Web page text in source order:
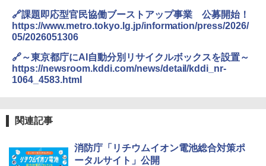
🔗課題即応型官民協働ブーストアップ事業 公募開始！
https://www.metro.tokyo.lg.jp/information/press/2026/
05/2026051306
🔗～東京都庁にAI自動分別リサイクルボックスを設置～
https://newsroom.kddi.com/news/detail/kddi_nr-
1064_4583.html
関連記事
消防庁「リチウムイオン電池総合対策ポ
ータルサイト」公開